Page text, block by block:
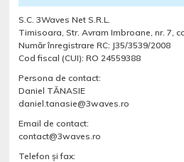
S.C. 3Waves Net S.R.L.
Timisoara, Str. Avram Imbroane, nr. 7,
Număr înregistrare RC: J35/3539/2008
Cod fiscal (CUI): RO 24559388
Persona de contact:
Daniel TĂNASIE
daniel.tanasie@3waves.ro
Email de contact:
contact@3waves.ro
Telefon şi fax: